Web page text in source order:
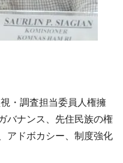
・調査担当委員人権擁
バナンス、先住民族の権
アドボカシー、制度強化